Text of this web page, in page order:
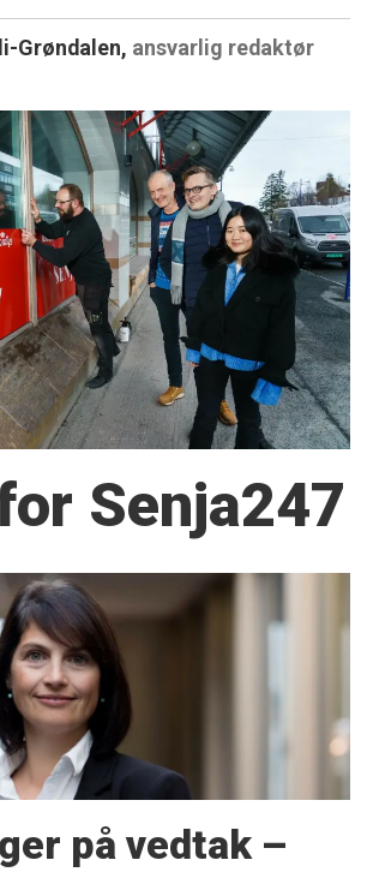
Grøndalen, ansvarlig redaktør
Senja247
på vedtak –